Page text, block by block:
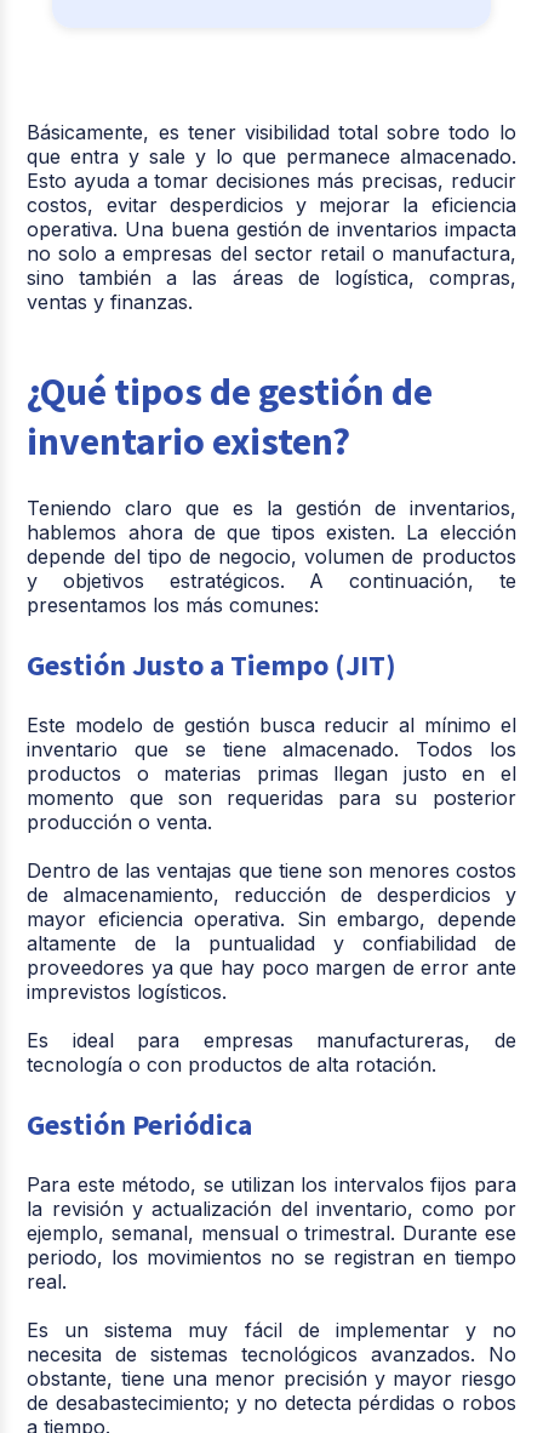
Básicamente, es tener visibilidad total sobre todo lo
que entra y sale y lo que permanece almacenado.
Esto ayuda a tomar decisiones más precisas, reducir
costos, evitar desperdicios y mejorar la eficiencia
operativa. Una buena gestión de inventarios impacta
no solo a empresas del sector retail o manufactura,
sino también a las áreas de logística, compras,
ventas y finanzas.
¿Qué tipos de gestión de
inventario existen?
Teniendo claro que es la gestión de inventarios,
hablemos ahora de que tipos existen. La elección
depende del tipo de negocio, volumen de productos
y objetivos estratégicos. A continuación, te
presentamos los más comunes:
Gestión Justo a Tiempo (JIT)
Este modelo de gestión busca reducir al mínimo el
inventario que se tiene almacenado. Todos los
productos o materias primas llegan justo en el
momento que son requeridas para su posterior
producción o venta.
Dentro de las ventajas que tiene son menores costos
de almacenamiento, reducción de desperdicios y
mayor eficiencia operativa. Sin embargo, depende
altamente de la puntualidad y confiabilidad de
proveedores ya que hay poco margen de error ante
imprevistos logísticos.
Es ideal para empresas manufactureras, de
tecnología o con productos de alta rotación.
Gestión Periódica
Para este método, se utilizan los intervalos fijos para
la revisión y actualización del inventario, como por
ejemplo, semanal, mensual o trimestral. Durante ese
periodo, los movimientos no se registran en tiempo
real.
Es un sistema muy fácil de implementar y no
necesita de sistemas tecnológicos avanzados. No
obstante, tiene una menor precisión y mayor riesgo
de desabastecimiento; y no detecta pérdidas o robos
a tiempo.